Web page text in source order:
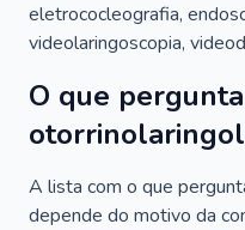
eletrococleografia,
videolaringoscopia,
O que
A lista com o que
depende do motivo da